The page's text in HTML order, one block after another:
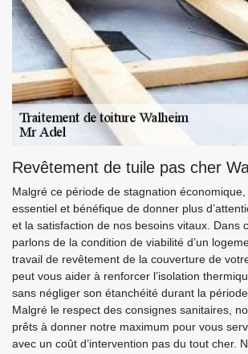
Revêtement de tuile pas cher
Malgré ce période de stagnation
essentiel et bénéfique de donner plus
et la satisfaction de nos besoins vitaux. Dans
parlons de la condition de viabilité d’un
travail de revêtement de la couverture de
peut vous aider à renforcer l’isolation
sans négliger son étanchéité durant la
Malgré le respect des consignes sanitaires,
prêts à donner notre maximum pour vous
avec un coût d’intervention pas du tout cher.